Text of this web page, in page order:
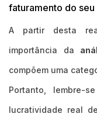
faturamento do
A partir desta
importância da
compõem uma
Portanto,
lucratividade real